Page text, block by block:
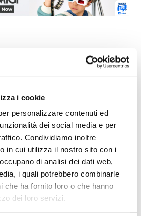
i cookie
personalizzare contenuti ed
dei social media e per
Condividiamo inoltre
in cui utilizza il nostro sito con i
di analisi dei dati web,
i quali potrebbero combinarle
che ha fornito loro o che hanno
dei loro servizi.